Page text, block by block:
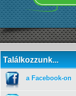
Találkozzunk...
a Facebook-on